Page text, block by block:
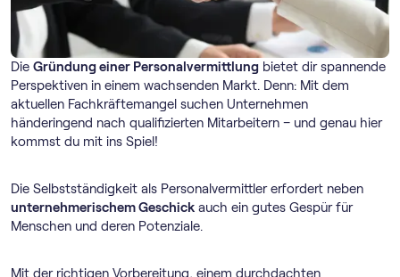
Die Gründung einer Personalvermittlung bietet dir spannende
Perspektiven in einem wachsenden Markt. Denn: Mit dem
aktuellen Fachkräftemangel suchen Unternehmen
händeringend nach qualifizierten Mitarbeitern – und genau hier
kommst du mit ins Spiel!
Die Selbstständigkeit als Personalvermittler erfordert neben
unternehmerischem Geschick auch ein gutes Gespür für
Menschen und deren Potenziale.
Mit der richtigen Vorbereitung, einem durchdachten